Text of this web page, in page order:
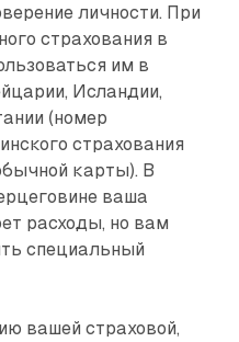
личности. При
страхования в
им в
Исландии,
(номер
страхования
карты). В
ваша
расходы, но вам
специальный
вашей страховой,